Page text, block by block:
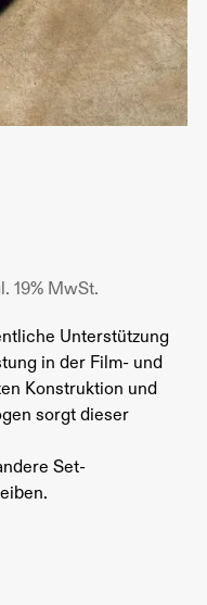
19% MwSt.
Unterstützung
in der Film- und
Konstruktion und
sorgt dieser
Set-